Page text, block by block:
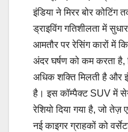
इंडिया ने मिरर बोर
ड्राइविंग गतिशीलता में
आमतौर पर रेसिंग कारों में
अंदर घर्षण को कम करता
अधिक शक्ति मिलती है और
है। इस कॉम्पैक्ट SUV में
रेशियो दिया गया है, जो
नई काइगर ग्राहकों को